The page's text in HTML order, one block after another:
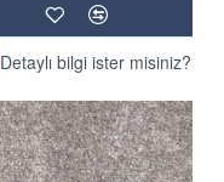
Detaylı bilgi ister misiniz?